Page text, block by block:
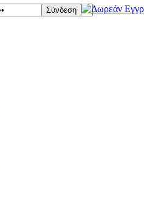
Σύνδεση